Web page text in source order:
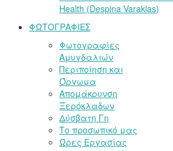
Health (Despina Varaklas)
ΦΩΤΟΓΡΑΦΙΕΣ
Φωτογραφίες
Αμυγδαλιών
Περιποίηση και
Όργωμα
Απομάκρυνση
Ξερόκλαδων
Δύσβατη Γη
Το προσωπικό μας
Ώρες Εργασίας